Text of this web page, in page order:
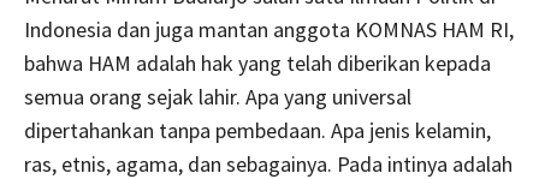
Indonesia dan juga mantan anggota KOMNAS HAM RI,
bahwa HAM adalah hak yang telah diberikan kepada
semua orang sejak lahir. Apa yang universal
dipertahankan tanpa pembedaan. Apa jenis kelamin,
ras, etnis, agama, dan sebagainya. Pada intinya adalah